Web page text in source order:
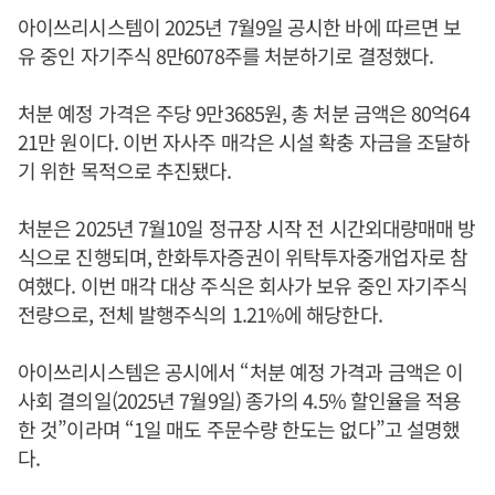
아이쓰리시스템이 2025년 7월9일 공시한 바에 따르면 보
유 중인 자기주식 8만6078주를 처분하기로 결정했다.
처분 예정 가격은 주당 9만3685원, 총 처분 금액은 80억64
21만 원이다. 이번 자사주 매각은 시설 확충 자금을 조달하
기 위한 목적으로 추진됐다.
처분은 2025년 7월10일 정규장 시작 전 시간외대량매매 방
식으로 진행되며, 한화투자증권이 위탁투자중개업자로 참
여했다. 이번 매각 대상 주식은 회사가 보유 중인 자기주식
전량으로, 전체 발행주식의 1.21%에 해당한다.
아이쓰리시스템은 공시에서 “처분 예정 가격과 금액은 이
사회 결의일(2025년 7월9일) 종가의 4.5% 할인율을 적용
한 것”이라며 “1일 매도 주문수량 한도는 없다”고 설명했
다.